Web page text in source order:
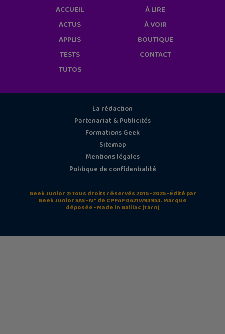
ACCUEIL
ACTUS
APPLIS
TESTS
TUTOS
À LIRE
À VOIR
BOUTIQUE
CONTACT
La rédaction
Partenariat & Publicités
Formations Geek
Sitemap
Mentions légales
Politique de confidentialité
Geek Junior © Tous droits réservés 2015 - 2025 - Édité par
Geek Junior SAS - N° de CPPAP 0621W93953. Marque
déposée - Made in Gaillac (Tarn)